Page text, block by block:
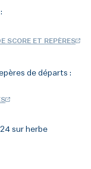
SCORE ET REPÈRES
de départs :
sur herbe